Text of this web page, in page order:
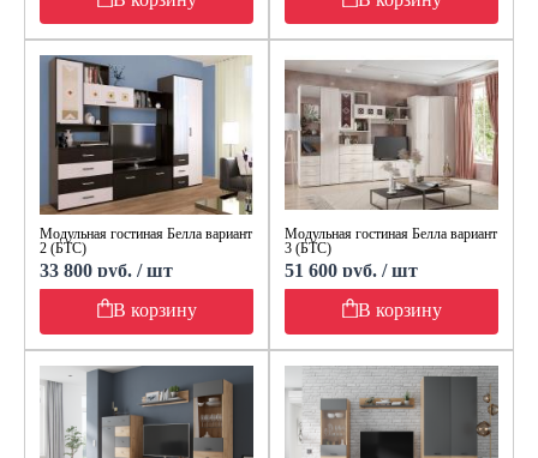
Модульная гостиная Белла вариант
2 (БТС)
33 800 руб. / шт
В корзину
Модульная гостиная Белла вариант
3 (БТС)
51 600 руб. / шт
В корзину